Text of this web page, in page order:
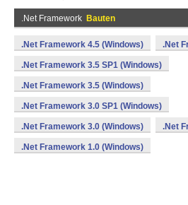
.Net Framework Bauten
.Net Framework 4.5 (Windows) .Net
.Net Framework 3.5 SP1 (Windows)
.Net Framework 3.5 (Windows)
.Net Framework 3.0 SP1 (Windows)
.Net Framework 3.0 (Windows) .Net
.Net Framework 1.0 (Windows)